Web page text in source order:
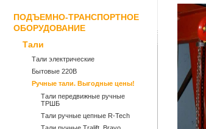
ПОДЪЕМНО-ТРАНСПОРТНОЕ
ОБОРУДОВАНИЕ
Тали
Тали электрические
Бытовые 220В
Ручные тали. Выгодные цены!
Тали передвижные ручные
ТРШБ
Тали ручные цепные R-Tech